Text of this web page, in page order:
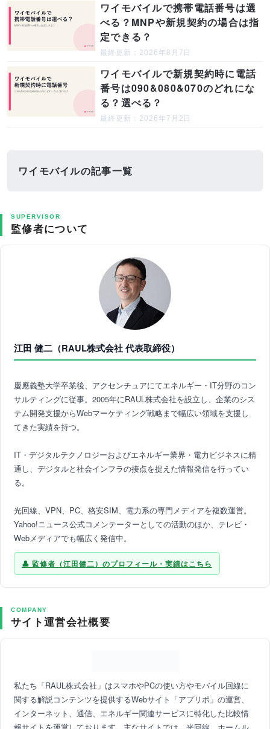
ワイモバイルで携帯電話番号は選
べる？MNPや新規契約の場合は指
定できる？
最終更新：2026年8月7日
ワイモバイルで新規契約時に電話
番号は090&080&070のどれにな
る？選べる？
最終更新：2026年7月2日
ワイモバイルの記事一覧
SUPERVISOR
監修者について
江田 健二（RAUL株式会社 代表取締役）
慶應義塾大学卒業後、アクセンチュアにてエネルギー・IT分野のコン
サルティングに従事。2005年にRAUL株式会社を設立し、企業のシス
テム開発支援からWebマーケティング戦略まで幅広い領域を支援し
てきた実績を持つ。
IT・デジタルテクノロジーおよびエネルギー業界・電力ビジネスに精
通し、デジタルと社会インフラの接点を捉えた情報発信を行ってい
る。
光回線、VPN、PC、格安SIM、電力系の専門メディアを複数運営。
Yahoo!ニュース公式コメンテーターとしての活動のほか、テレビ・
Webメディアでも幅広く発信中。
監修者（江田健二）のプロフィール・実績はこちら
COMPANY
サイト運営会社概要
私たち「RAUL株式会社」はスマホやPCの使い方やモバイル回線に
関する解説コンテンツを提供するWebサイト「アプリポ」の運営、
インターネット、通信、エネルギー関連サービスに特化した比較情